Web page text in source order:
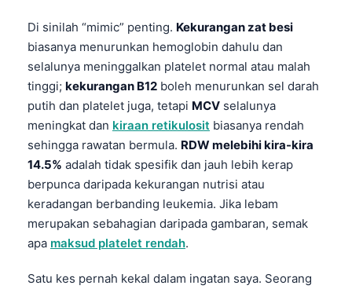
Di sinilah “mimic” penting. Kekurangan zat besi
biasanya menurunkan hemoglobin dahulu dan
selalunya meninggalkan platelet normal atau malah
tinggi; kekurangan B12 boleh menurunkan sel darah
putih dan platelet juga, tetapi MCV selalunya
meningkat dan kiraan retikulosit biasanya rendah
sehingga rawatan bermula. RDW melebihi kira-kira
14.5% adalah tidak spesifik dan jauh lebih kerap
berpunca daripada kekurangan nutrisi atau
keradangan berbanding leukemia. Jika lebam
merupakan sebahagian daripada gambaran, semak
apa maksud platelet rendah.
Satu kes pernah kekal dalam ingatan saya. Seorang